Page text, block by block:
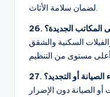
لضمان سلامة الأثاث.
المكاتب الجديدة؟
السكنية والشقق
أو التجديد؟
أو الصيانة دون الإضرار